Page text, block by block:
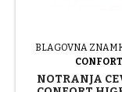
BLAGOVNA
CONFORT
NOTRANJA